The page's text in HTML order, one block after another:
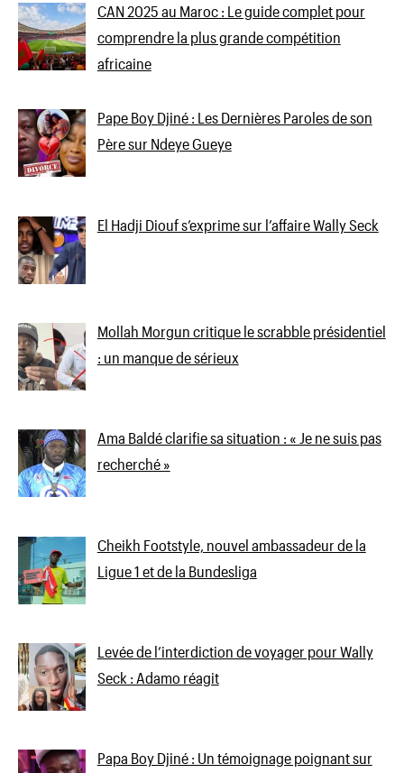
CAN 2025 au Maroc : Le guide complet pour
comprendre la plus grande compétition
africaine
Pape Boy Djiné : Les Dernières Paroles de son
Père sur Ndeye Gueye
El Hadji Diouf s’exprime sur l’affaire Wally Seck
Mollah Morgun critique le scrabble présidentiel
: un manque de sérieux
Ama Baldé clarifie sa situation : « Je ne suis pas
recherché »
Cheikh Footstyle, nouvel ambassadeur de la
Ligue 1 et de la Bundesliga
Levée de l’interdiction de voyager pour Wally
Seck : Adamo réagit
Papa Boy Djiné : Un témoignage poignant sur